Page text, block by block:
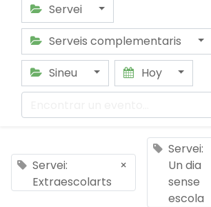
Servei
Serveis complementaris
Sineu
Hoy
Servei:
Extraescolarts
×
Servei:
Un dia
sense
escola